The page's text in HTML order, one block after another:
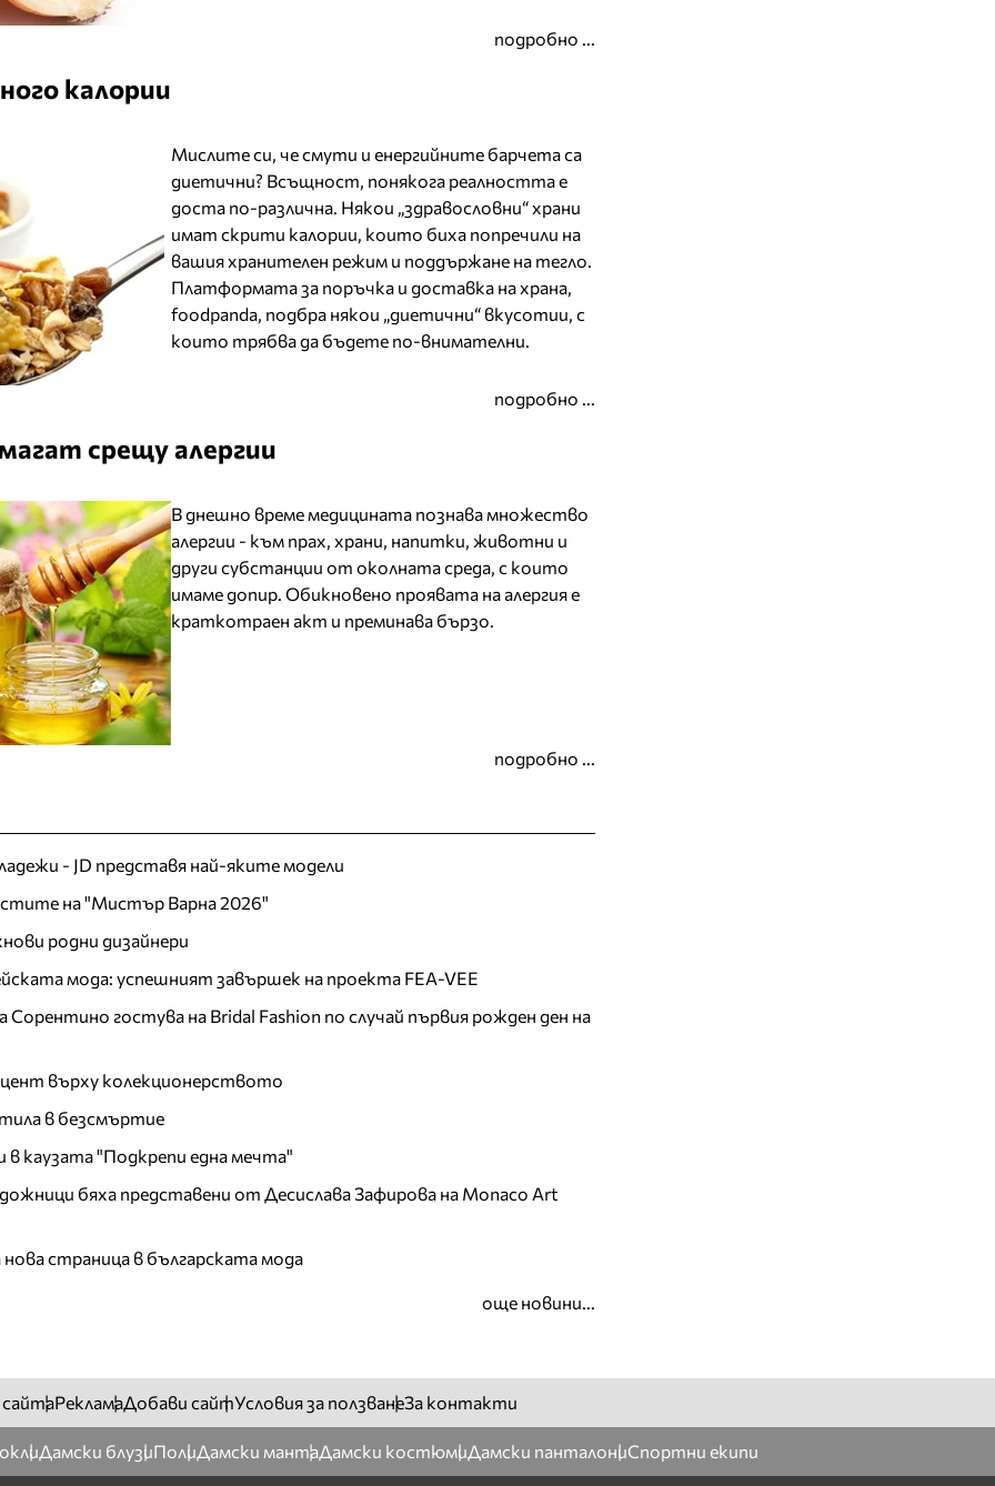
подробно ...
калории
Мислите си, че смути и енергийните барчета са
диетични? Всъщност, понякога реалността е
доста по-различна. Някои „здравословни“ храни
имат скрити калории, които биха попречили на
вашия хранителен режим и поддържане на тегло.
Платформата за поръчка и доставка на храна,
foodpanda, подбра някои „диетични“ вкусотии, с
които трябва да бъдете по-внимателни.
подробно ...
срещу алергии
В днешно време медицината познава множество
алергии - към прах, храни, напитки, животни и
други субстанции от околната среда, с които
имаме допир. Обикновено проявата на алергия е
краткотраен акт и преминава бързо.
подробно ...
- JD представя най-яките модели
на "Мистър Варна 2026"
родни дизайнери
мода: успешният завършек на проекта FEA-VEE
гостува на Bridal Fashion по случай първия рожден ден на
върху колекционерството
в безсмъртие
в каузата "Подкрепи една мечта"
бяха представени от Десислава Зафирова на Monaco Art
страница в българската мода
още новини...
сайтаРекламаДобави сайтУсловия за ползванеЗа контакти
Дамски блузиПолиДамски мантаДамски костюмиДамски панталониСпортни екипи